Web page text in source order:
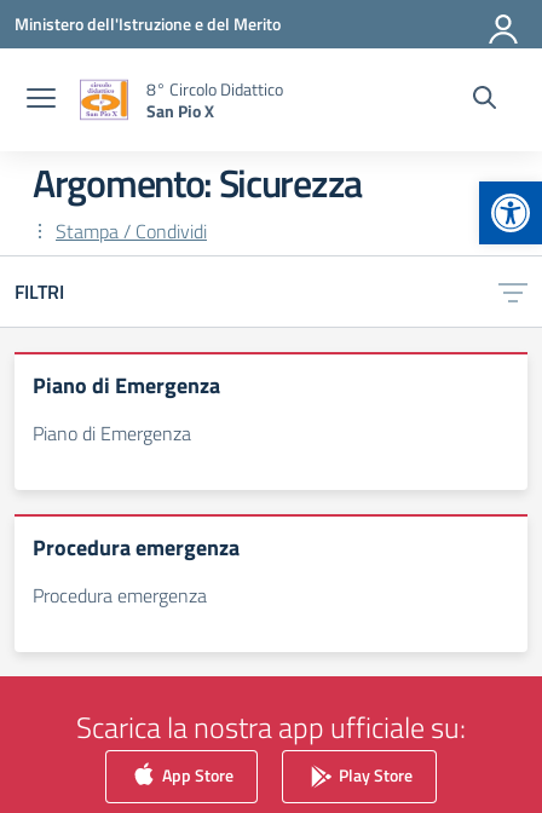
Vai ai contenuti
Vai al menu di navigazione
Vai al footer
Ministero dell'Istruzione e del Merito
8° Circolo Didattico
San Pio X
Argomento: Sicurezza
Stampa / Condividi
FILTRI
Piano di Emergenza
Piano di Emergenza
Procedura emergenza
Procedura emergenza
Scarica la nostra app ufficiale su:
App Store Play Store